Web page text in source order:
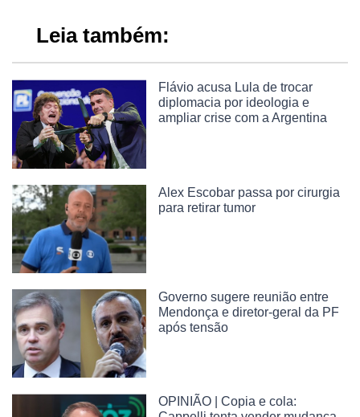
Leia também:
Flávio acusa Lula de trocar
diplomacia por ideologia e
ampliar crise com a Argentina
Alex Escobar passa por cirurgia
para retirar tumor
Governo sugere reunião entre
Mendonça e diretor-geral da PF
após tensão
OPINIÃO | Copia e cola: